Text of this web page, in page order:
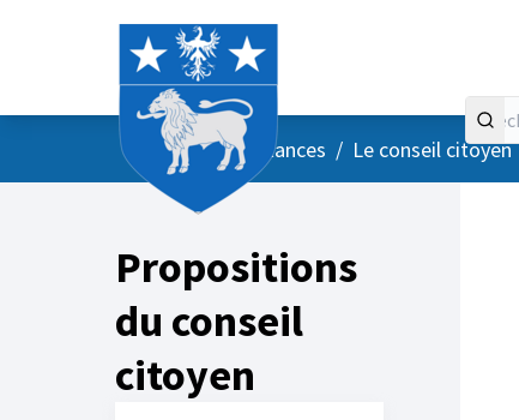
AccueilMenu principal
/ Vos instances / Le conseil citoyen
Propositions
du conseil
citoyen